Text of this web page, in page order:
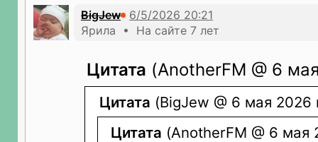
BigJew
Ярила • На сайте 7 лет
Цитата (AnotherFM @ 6
Цитата (BigJew @ 6 мая 2026
Цитата (AnotherFM @ 6 мая